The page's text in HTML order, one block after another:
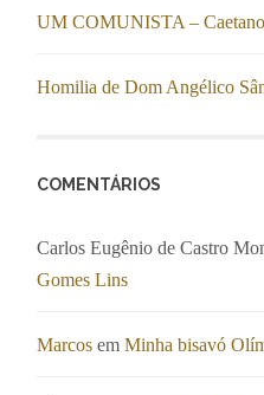
UM COMUNISTA –
Homilia de Dom Angélico
COMENTÁRIOS
Carlos Eugênio de Castro
Gomes Lins
Marcos emMinha bisavó